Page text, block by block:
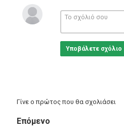
παρελθόντος.
Ετσι η μόνη λύση είναι να μπει ένα
Υποβάλετε σχόλιο
Γίνε ο πρώτος που θα σχολιάσει
Επόμενο